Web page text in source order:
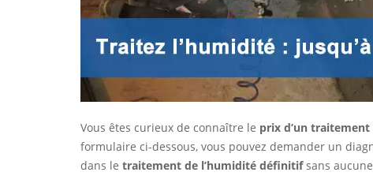
Vous êtes curieux de connaître le prix d’un traitement
formulaire ci-dessous, vous pouvez demander un
dans le traitement de l’humidité définitifsans